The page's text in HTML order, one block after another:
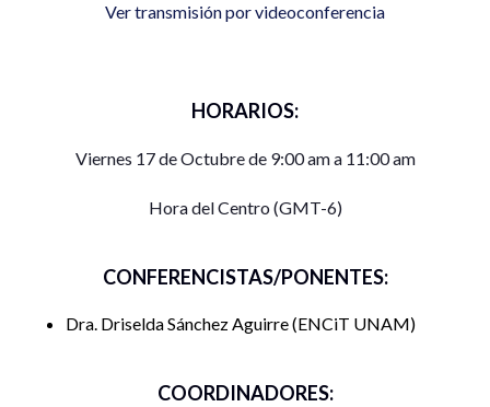
Ver transmisión por videoconferencia
HORARIOS:
Viernes 17 de Octubre de 9:00 am a 11:00 am
Hora del Centro (GMT-6)
CONFERENCISTAS/PONENTES:
Dra. Driselda Sánchez Aguirre ENCiT UNAM
COORDINADORES: